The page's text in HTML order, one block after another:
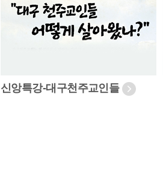
신앙특강-대구천주교인들